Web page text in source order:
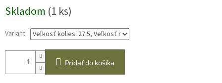
cena:
Skladom (1 ks)
Variant
Pridať do košíka